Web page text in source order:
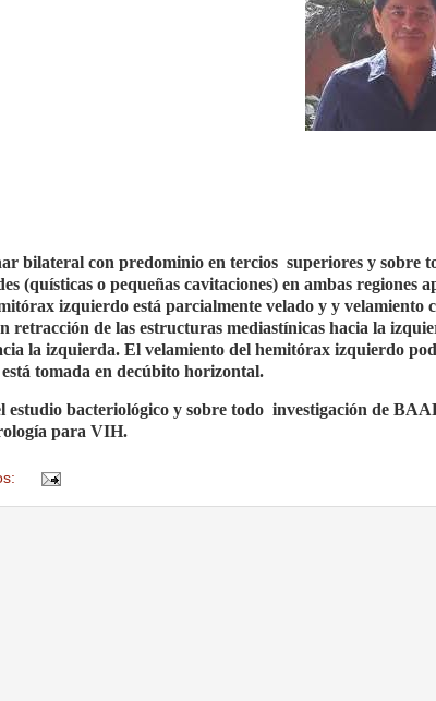
bilateral con predominio en tercios superiores y sobre
(quísticas o pequeñas cavitaciones) en ambas regiones
izquierdo está parcialmente velado y y velamiento
de las estructuras mediastínicas hacia la
la izquierda. El velamiento del hemitórax izquierdo
tomada en decúbito horizontal.
bacteriológico y sobre todo investigación de
para VIH.